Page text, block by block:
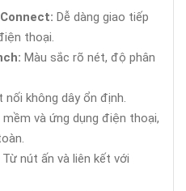
Dễ dàng giao tiếp
thoại.
Màu sắc rõ nét, độ phân
nối không dây ổn định.
mềm và ứng dụng điện thoại,
Từ nút ấn và liên kết với